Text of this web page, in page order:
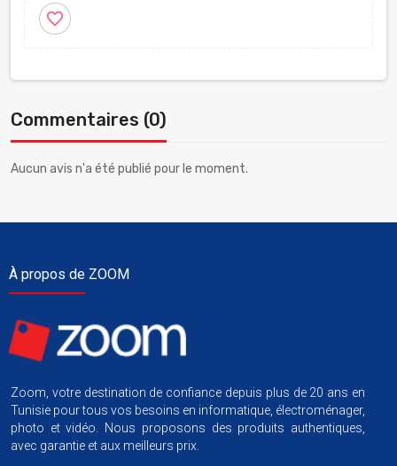
favorite_border
Commentaires (0)
Aucun avis n'a été publié pour le moment.
À propos de ZOOM
Zoom, votre destination de confiance depuis plus de 20 ans en
Tunisie pour tous vos besoins en informatique, électroménager,
photo et vidéo. Nous proposons des produits authentiques,
avec garantie et aux meilleurs prix.